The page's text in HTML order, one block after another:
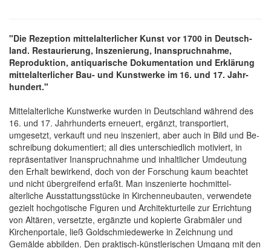
"Die Rezeption mittel­alterlicher Kunst vor 1700 in Deutsch­
land. Restaurie­rung, Inszenie­rung, Inanspruch­nahme,
Reproduk­tion, anti­quarische Dokumentation und Er­klärung
mittel­alterlicher Bau- und Kunst­werke im 16. und 17. Jahr­
hundert."
Mittel­alterliche Kunst­werke wurden in Deutsch­land während des
16. und 17. Jahr­hunderts erneuert, ergänzt, transportiert,
umgesetzt, verkauft und neu ins­zeniert, aber auch in Bild und Be­
schreibung doku­mentiert; all dies unter­schiedlich motiviert, in
repräsentativer In­anspruchnahme und in­haltlicher Um­deutung
den Erhalt bewirkend, doch von der Forschung kaum beachtet
und nicht über­greifend erfaßt. Man ins­zenierte hoch­mittel­
alterliche Ausstat­tungsstücke in Kirchen­neubauten, ver­wendete
gezielt hochgotische Figuren und Architektur­teile zur Er­richtung
von Altären, versetzte, ergänzte und kopierte Grab­mäler und
Kirchen­portale, ließ Goldschmiede­werke in Zeichnung und
Gemälde abbilden. Den praktisch-künstlerischen Um­gang mit den